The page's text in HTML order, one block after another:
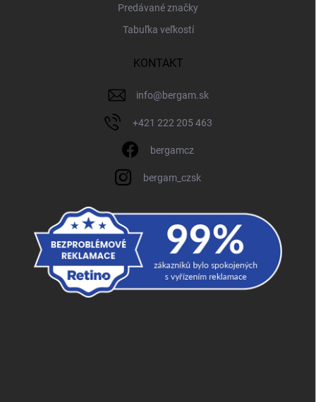
Predávané značky
Tabuľka veľkostí
KONTAKT
info@bergam.sk
+421 222 205 463
bergamcz
bergam_czsk